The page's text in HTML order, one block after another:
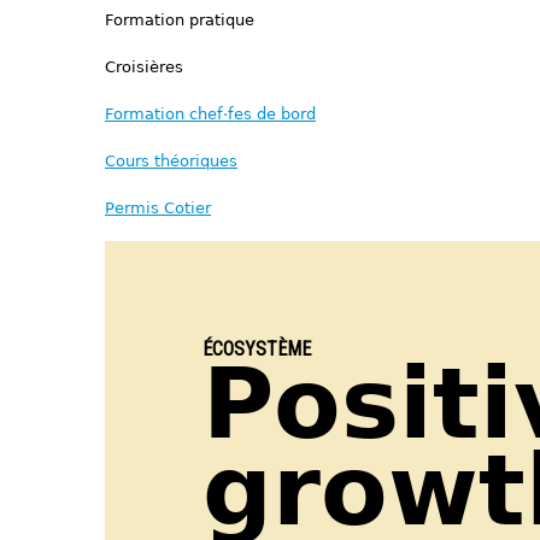
Formation pratique
Croisières
Formation chef·fes de bord
Cours théoriques
Permis Cotier
ÉCOSYSTÈME